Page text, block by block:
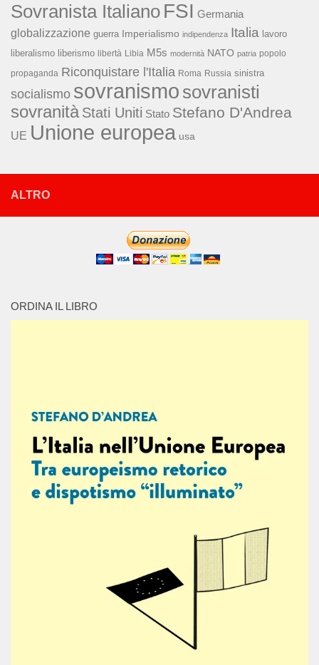
Sovranista Italiano FSI Germania
globalizzazione guerra Imperialismo indipendenza Italia lavoro
liberalismo liberismo libertà Libia M5s modernità NATO patria popolo
propaganda Riconquistare l'Italia Roma Russia sinistra
socialismo sovranismo sovranisti
sovranità Stati Uniti Stato Stefano D'Andrea
UE Unione europea usa
ALTRO
ORDINA IL LIBRO